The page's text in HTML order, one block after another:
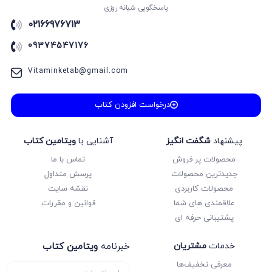
انسان و محیط زیست
بانک نهایی
بدون دسته‌بندی
پاور تست
پایه کنکور
پایه ی انسانی
پایه ی تجربی
پایه ی ریاضی
پر تکرار
پر سوال
پیشنهاد شگفت انگیز
محصولات پر فروش
جدیدترین محصولات
محصولات کاربردی
علاقمندی های شما
پشتیبانی حرفه ای
آشنایی باویتامین کتاب
تماس با ما
پرسش متداول
نقشه سایت
قوانین و مقررات
خدماتمشتریان
معرفی تخفیف‌ها
پاسخگویی شبانه روزی
02166976713
09374547176
Vitaminketab@gmail.com
درخواست افزودن کتاب
خبرنامه ویتامین کتاب